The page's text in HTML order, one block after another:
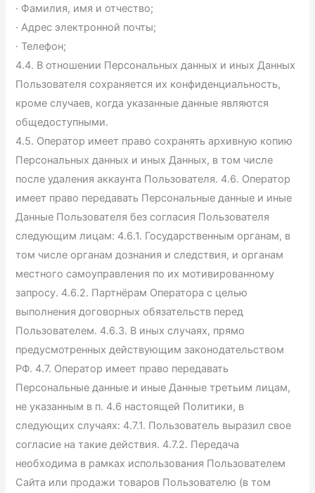
· Фамилия, имя и отчество;
· Адрес электронной почты;
· Телефон;
4.4. В отношении Персональных данных и иных Данных
Пользователя сохраняется их конфиденциальность,
кроме случаев, когда указанные данные являются
общедоступными.
4.5. Оператор имеет право сохранять архивную копию
Персональных данных и иных Данных, в том числе
после удаления аккаунта Пользователя. 4.6. Оператор
имеет право передавать Персональные данные и иные
Данные Пользователя без согласия Пользователя
следующим лицам: 4.6.1. Государственным органам, в
том числе органам дознания и следствия, и органам
местного самоуправления по их мотивированному
запросу. 4.6.2. Партнёрам Оператора c целью
выполнения договорных обязательств перед
Пользователем. 4.6.3. В иных случаях, прямо
предусмотренных действующим законодательством
РФ. 4.7. Оператор имеет право передавать
Персональные данные и иные Данные третьим лицам,
не указанным в п. 4.6 настоящей Политики, в
следующих случаях: 4.7.1. Пользователь выразил свое
согласие на такие действия. 4.7.2. Передача
необходима в рамках использования Пользователем
Сайта или продажи товаров Пользователю (в том